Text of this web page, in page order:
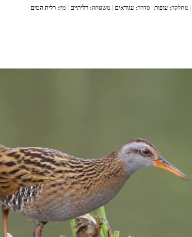
| מחלקה: עופות | סדרה: עגוראים | משפחה: רליתיים | מין: רלית המים